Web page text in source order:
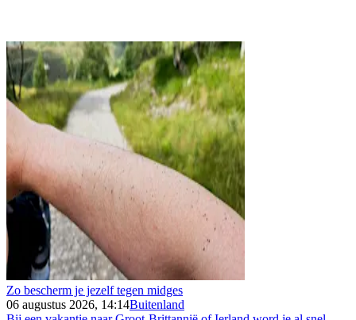
Zo bescherm je jezelf tegen midges
06 augustus 2026, 14:14Buitenland